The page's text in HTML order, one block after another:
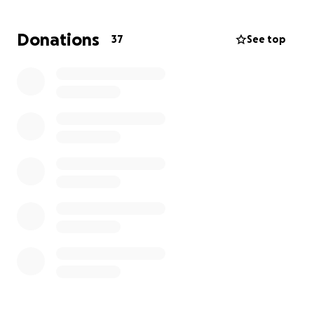
Cada donación, por pequeña que sea, nos acerca a
Donations 37 See top